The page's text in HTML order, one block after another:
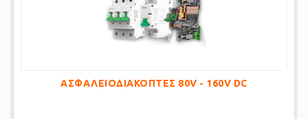
ΑΣΦΑΛΕΙΟΔΙΑΚΟΠΤΕΣ 80V - 160V DC